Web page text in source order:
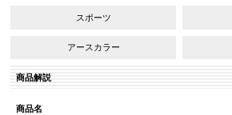
スポーツ
アースカラー
商品解説
商品名